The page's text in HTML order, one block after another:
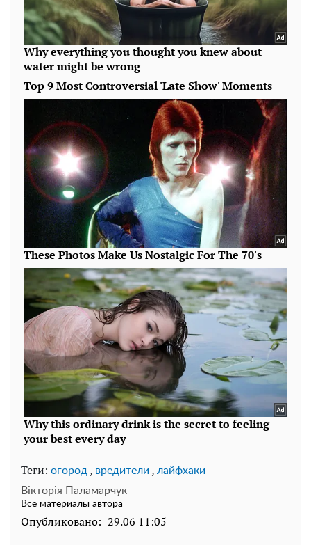
Теги: огород , вредители , лайфхаки
Вікторія Паламарчук
Все материалы автора
Опубликовано: 29.06 11:05